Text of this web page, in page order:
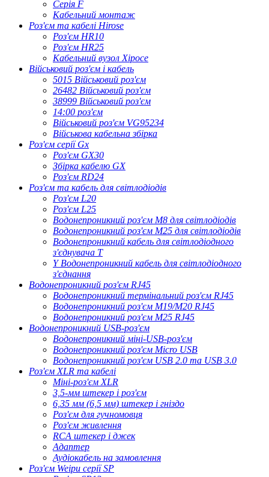
Серія F
Кабельний монтаж
Роз'єм та кабелі Hirose
Роз'єм HR10
Роз'єм HR25
Кабельний вузол Хіросе
Військовий роз'єм і кабель
5015 Військовий роз'єм
26482 Військовий роз'єм
38999 Військовий роз'єм
14:00 роз'єм
Військовий роз'єм VG95234
Військова кабельна збірка
Роз'єм серії Gx
Роз'єм GX30
Збірка кабелю GX
Роз'єм RD24
Роз'єм та кабель для світлодіодів
Роз'єм L20
Роз'єм L25
Водонепроникний роз'єм M8 для світлодіодів
Водонепроникний роз'єм M25 для світлодіодів
Водонепроникний кабель для світлодіодного
з'єднувача T
Y Водонепроникний кабель для світлодіодного
з'єднання
Водонепроникний роз'єм RJ45
Водонепроникний термінальний роз'єм RJ45
Водонепроникний роз'єм M19/M20 RJ45
Водонепроникний роз'єм M25 RJ45
Водонепроникний USB-роз'єм
Водонепроникний міні-USB-роз'єм
Водонепроникний роз'єм Micro USB
Водонепроникний роз'єм USB 2.0 та USB 3.0
Роз'єм XLR та кабелі
Міні-роз'єм XLR
3,5-мм штекер і роз'єм
6,35 мм (6,5 мм) штекер і гніздо
Роз'єм для гучномовця
Роз'єм живлення
RCA штекер і джек
Адаптер
Аудіокабель на замовлення
Роз'єм Weipu серії SP